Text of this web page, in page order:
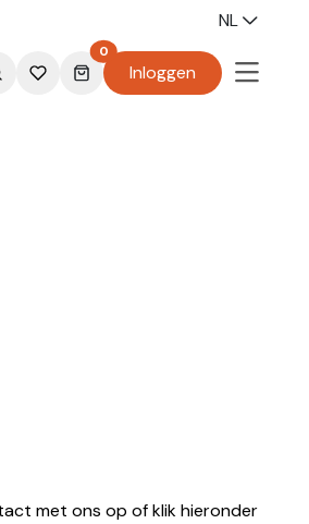
NL
0
Inloggen
met ons op of klik hieronder